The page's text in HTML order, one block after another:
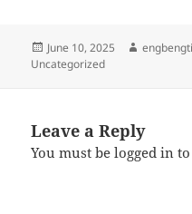
Posted
on
June 10, 2025 Author
Uncategorized
Leave a Reply
You must belogged in